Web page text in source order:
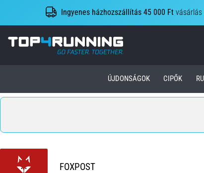
Ingyenes házhozszállítás 45 000 Ft vásárlás
Top4Running.hu
ÚJDONSÁGOK CIPŐK
FOXPOST